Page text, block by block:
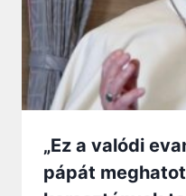
„Ez a valódi
pápát